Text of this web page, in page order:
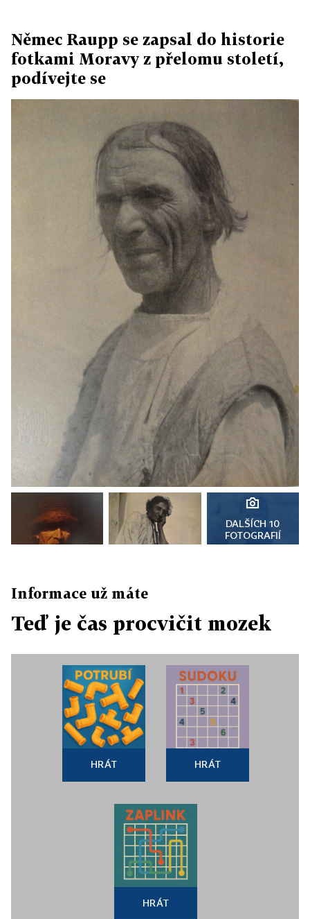
Němec Raupp se zapsal do historie
fotkami Moravy z přelomu století,
podívejte se
DALŠÍCH 10
FOTOGRAFIÍ
Informace už máte
Teď je čas procvičit mozek
HRÁT HRÁT
HRÁT